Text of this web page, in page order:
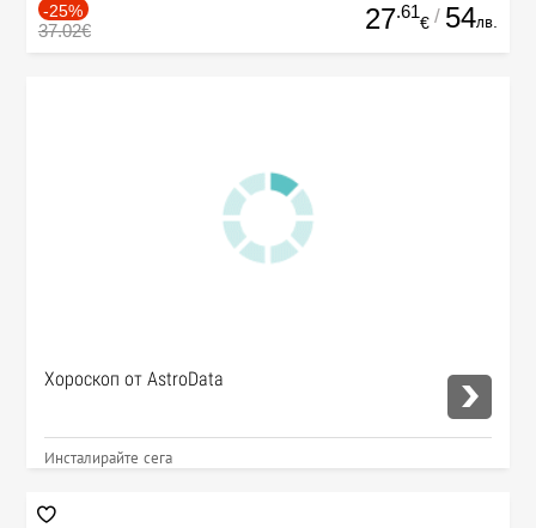
-25%
37.02€ 27.61
€ / 54лв.
Хороскоп от AstroData
Инсталирайте сега